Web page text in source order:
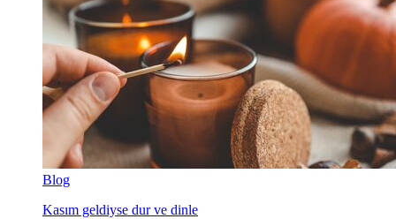
Blog
Kasım geldiyse dur ve dinle